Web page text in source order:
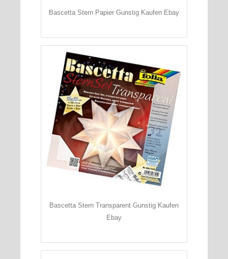
Bascetta Stern Papier Gunstig Kaufen Ebay
Bascetta Stern Transparent Gunstig Kaufen
Ebay